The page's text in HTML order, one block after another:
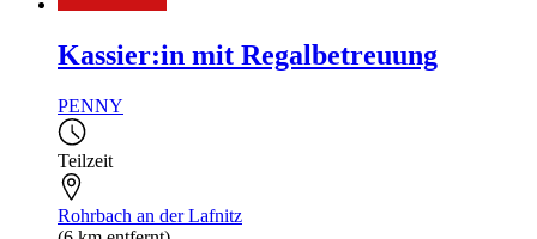
Kassier:in mit Regalbetreuung
PENNY
Teilzeit
Rohrbach an der Lafnitz